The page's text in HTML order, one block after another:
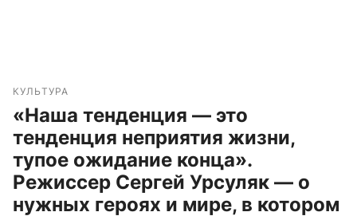
КУЛЬТУРА
«Наша тенденция — это
тенденция неприятия жизни,
тупое ожидание конца».
Режиссер Сергей Урсуляк — о
нужных героях и мире, в котором